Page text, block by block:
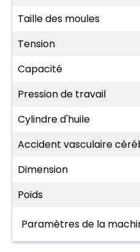
Taille des moules
Tension
Capacité
Pression de travail
Cylindre d'huile
Accident vasculaire
Dimension
Poids
Paramètres de la